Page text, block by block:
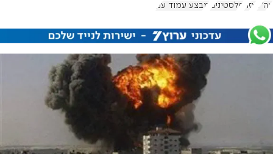
צה"ל עזה פלסטינים מבצע עמוד ענן